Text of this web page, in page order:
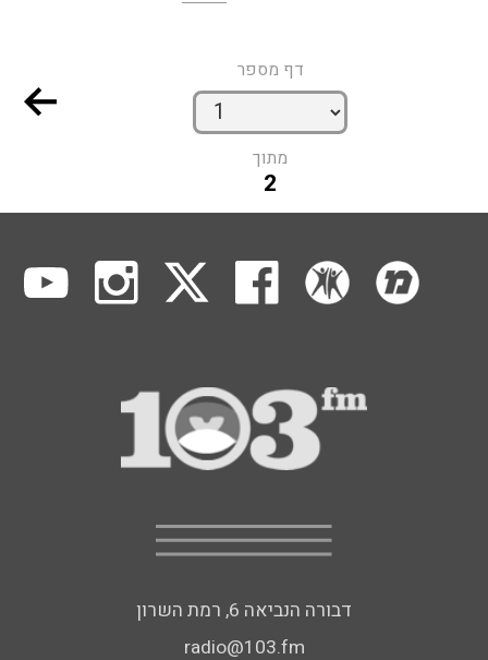
דף מספר
מתוך
2
דבורה הנביאה 6, רמת השרון
radio@103.fm